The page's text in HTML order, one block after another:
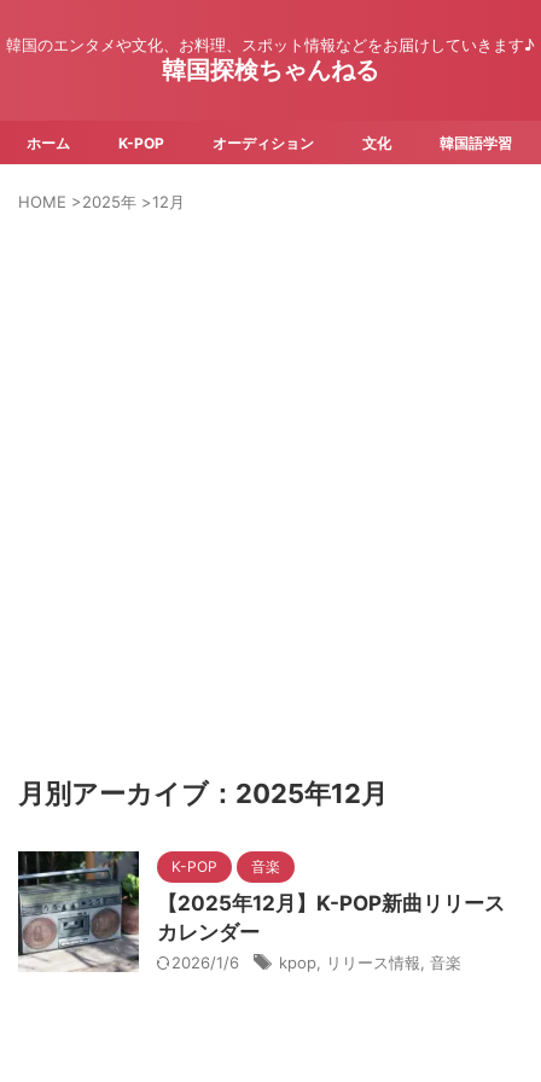
韓国のエンタメや文化、お料理、スポット情報などをお届けしていきます♪
韓国探検ちゃんねる
ホーム K-POP オーディション 文化 韓国語学習
HOME >2025年 >12月
月別アーカイブ：2025年12月
K-POP 音楽
【2025年12月】K-POP新曲リリース
カレンダー
2026/1/6 kpop リリース情報 音楽